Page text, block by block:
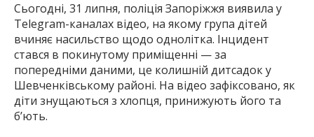
Сьогодні, 31 липня, поліція Запоріжжя виявила у
Telegram-каналах відео, на якому група дітей
вчиняє насильство щодо однолітка. Інцидент
стався в покинутому приміщенні — за
попередніми даними, це колишній дитсадок у
Шевченківському районі. На відео зафіксовано, як
діти знущаються з хлопця, принижують його та
б’ють.